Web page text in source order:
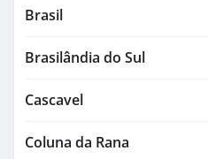
Brasil
Brasilândia do Sul
Cascavel
Coluna da Rana